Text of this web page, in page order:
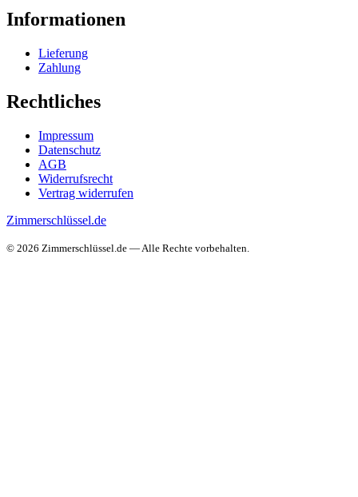
Informationen
Lieferung
Zahlung
Rechtliches
Impressum
Datenschutz
AGB
Widerrufsrecht
Vertrag widerrufen
Zimmerschlüssel.de
© 2026 Zimmerschlüssel.de — Alle Rechte vorbehalten.